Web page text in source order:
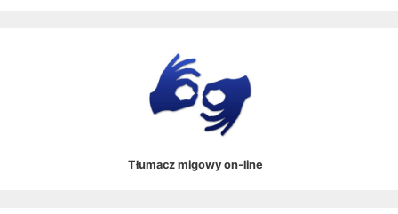
Tłumacz migowy on-line